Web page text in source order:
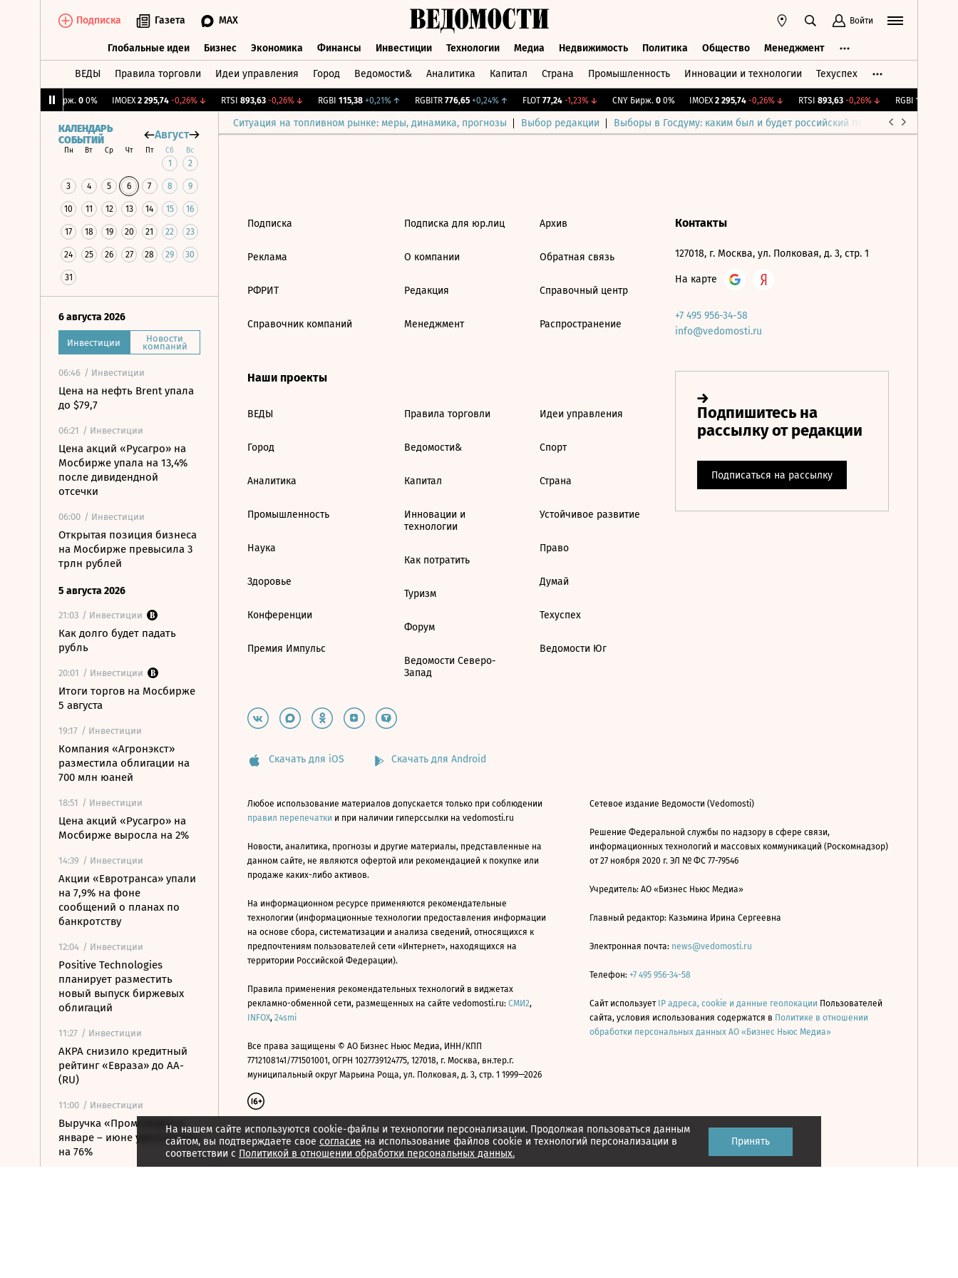
Подписка Газета MAX Войти
Глобальные идеи Бизнес Экономика Финансы Инвестиции Технологии Медиа Недвижимость Политика Общество Менеджмент
ВЕДЫ Правила торговли Идеи управления Город Ведомости& Аналитика Капитал Страна Промышленность Инновации и технологии Техуспех
CNY Бирж. 0 0% IMOEX 2 295,74 -0,26%↓ RTSI 893,63 -0,26%↓ RGBI 115,38 +0,21%↑ RGBITR 776,65 +0,24%↑ FLOT 77,24 -1,23%↓ CNY Бирж. 0 0% IMOEX 2 295,74 -0,26%↓ RTSI 893,63 -0,26%↓ RGBI 115,38
Ситуация на топливном рынке: меры, динамика, прогнозы Выбор редакции Выборы в Госдуму: каким был и будет российский парламент
КАЛЕНДАРЬ
СОБЫТИЙ
Август
Пн Вт Ср Чт Пт Сб Вс
1 2
3 4 5 6 7 8 9
10 11 12 13 14 15 16
17 18 19 20 21 22 23
24 25 26 27 28 29 30
31
6 августа 2026
Инвестиции Новости
компаний
06:46 / Инвестиции
Цена на нефть Brent упала
до $79,7
06:21 / Инвестиции
Цена акций «Русагро» на
Мосбирже упала на 13,4%
после дивидендной
отсечки
06:00 / Инвестиции
Открытая позиция бизнеса
на Мосбирже превысила 3
трлн рублей
5 августа 2026
21:03 / Инвестиции
Как долго будет падать
рубль
20:01 / Инвестиции
Итоги торгов на Мосбирже
5 августа
19:17 / Инвестиции
Компания «Агронэкст»
разместила облигации на
700 млн юаней
18:51 / Инвестиции
Цена акций «Русагро» на
Мосбирже выросла на 2%
14:39 / Инвестиции
Акции «Евротранса» упали
на 7,9% на фоне
сообщений о планах по
банкротству
12:04 / Инвестиции
Positive Technologies
планирует разместить
новый выпуск биржевых
облигаций
11:27 / Инвестиции
АКРА снизило кредитный
рейтинг «Евраза» до AA-
(RU)
11:00 / Инвестиции
Выручка «Промомеда» в
январе – июне увеличилась
на 76%
На нашем сайте используются cookie-файлы и технологии персонализации. Продолжая пользоваться данным
сайтом, вы подтверждаете свое согласие на использование файлов cookie и технологий персонализации в
соответствии с Политикой в отношении обработки персональных данных.
Принять
Подписка
Реклама
РФРИТ
Справочник компаний
Подписка для юр.лиц
О компании
Редакция
Менеджмент
Архив
Обратная связь
Справочный центр
Распространение
Наши проекты
ВЕДЫ
Город
Аналитика
Промышленность
Наука
Здоровье
Конференции
Премия Импульс
Правила торговли
Ведомости&
Капитал
Инновации и
технологии
Как потратить
Туризм
Форум
Ведомости Северо-
Запад
Идеи управления
Спорт
Страна
Устойчивое развитие
Право
Думай
Техуспех
Ведомости Юг
Контакты
127018, г. Москва, ул. Полковая, д. 3, стр. 1
На карте
+7 495 956-34-58
info@vedomosti.ru
Скачать для iOS Скачать для Android
Любое использование материалов допускается только при соблюдении
правил перепечатки и при наличии гиперссылки на vedomosti.ru
Новости, аналитика, прогнозы и другие материалы, представленные на
данном сайте, не являются офертой или рекомендацией к покупке или
продаже каких-либо активов.
На информационном ресурсе применяются рекомендательные
технологии (информационные технологии предоставления информации
на основе сбора, систематизации и анализа сведений, относящихся к
предпочтениям пользователей сети «Интернет», находящихся на
территории Российской Федерации).
Правила применения рекомендательных технологий в виджетах
рекламно-обменной сети, размещенных на сайте vedomosti.ru: СМИ2,
INFOX, 24smi
Все права защищены © АО Бизнес Ньюс Медиа, ИНН/КПП
7712108141/771501001, ОГРН 1027739124775, 127018, г. Москва, вн.тер.г.
муниципальный округ Марьина Роща, ул. Полковая, д. 3, стр. 1 1999—2026
Сетевое издание Ведомости (Vedomosti)
Решение Федеральной службы по надзору в сфере связи,
информационных технологий и массовых коммуникаций (Роскомнадзор)
от 27 ноября 2020 г. ЭЛ № ФС 77-79546
Учредитель: АО «Бизнес Ньюс Медиа»
Главный редактор: Казьмина Ирина Сергеевна
Электронная почта: news@vedomosti.ru
Телефон: +7 495 956-34-58
Сайт использует IP адреса, cookie и данные геолокации Пользователей
сайта, условия использования содержатся в Политике в отношении
обработки персональных данных АО «Бизнес Ньюс Медиа»